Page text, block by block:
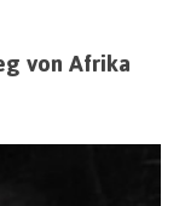
von Afrika